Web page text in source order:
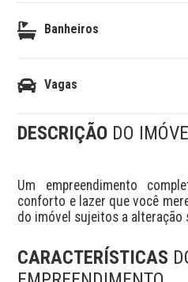
Banheiros
Vagas
DESCRIÇÃO DO
Um empreendimento
conforto e lazer que você
do imóvel sujeitos a alteração
CARACTERÍSTICAS